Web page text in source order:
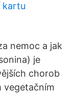
kartu
nemoc a jak
je
chorob
vegetačním